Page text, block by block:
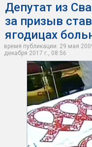
Депутат из
за призыв
ягодицах
время публикации: 29 мая
декабря 2017 г., 08:56